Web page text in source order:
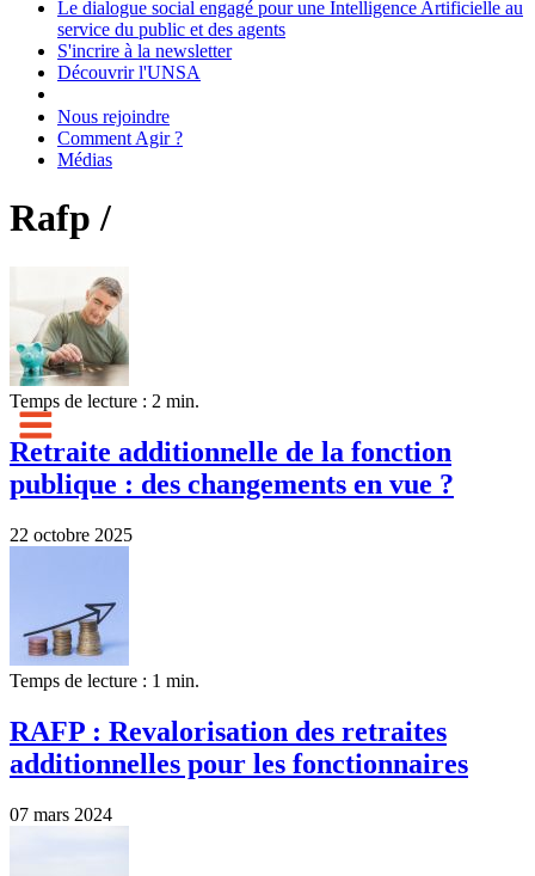
Le dialogue social engagé pour une Intelligence Artificielle au
service du public et des agents
S'incrire à la newsletter
Découvrir l'UNSA
Nous rejoindre
Comment Agir ?
Médias
Rafp /
Temps de lecture : 2 min.
Retraite additionnelle de la fonction
publique : des changements en vue ?
22 octobre 2025
Temps de lecture : 1 min.
RAFP : Revalorisation des retraites
additionnelles pour les fonctionnaires
07 mars 2024